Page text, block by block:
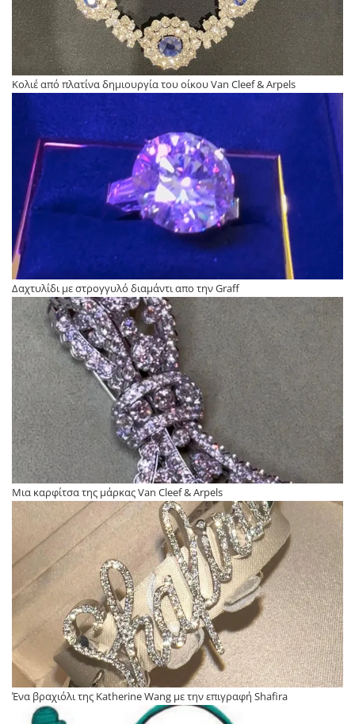
Κολιέ από πλατίνα δημιουργία του οίκου Van Cleef & Arpels
Δαχτυλίδι με στρογγυλό διαμάντι απο την Graff
Μια καρφίτσα της μάρκας Van Cleef & Arpels
Ένα βραχιόλι της Katherine Wang με την επιγραφή Shafira